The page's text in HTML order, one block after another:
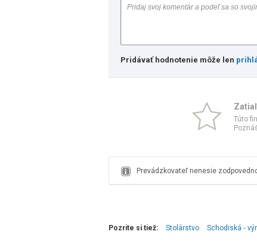
Pridávať hodnotenie môže len
Túto
Prevádzkovateľ nenesie
Pozrite si tiež: Stolárstvo Schodiská ‑